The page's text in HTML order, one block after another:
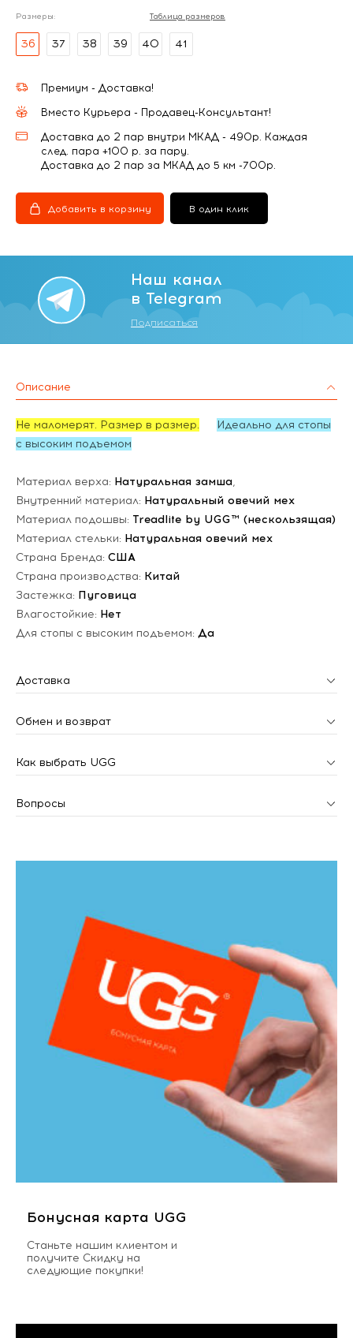
Размеры: Таблица размеров
36 37 38 39 40 41
Премиум - Доставка!
Вместо Курьера - Продавец-Консультант!
Доставка до 2 пар внутри МКАД - 490р. Каждая
след. пара +100 р. за пару.
Доставка до 2 пар за МКАД до 5 км -700р.
Добавить в корзину В один клик
Наш канал
в Telegram
Подписаться
Описание
Не маломерят. Размер в размер.
Идеально для стопы
с высоким подъемом
Материал верха: Натуральная замша,
Внутренний материал: Натуральный овечий мех
Материал подошвы: Treadlite by UGG™ (нескользящая)
Материал стельки: Натуральная овечий мех
Страна Бренда: США
Страна производства: Китай
Застежка: Пуговица
Влагостойкие: Нет
Для стопы с высоким подъемом: Да
Доставка
Обмен и возврат
Как выбрать UGG
Вопросы
Бонусная карта UGG
Станьте нашим клиентом и
получите Скидку на
следующие покупки!